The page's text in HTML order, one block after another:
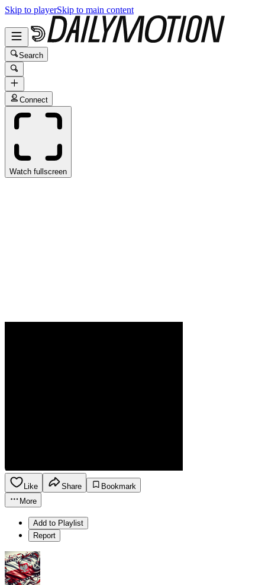
Skip to playerSkip to main content
Search
Connect
Watch fullscreen
Like Share
Bookmark
More
Add to Playlist
Report